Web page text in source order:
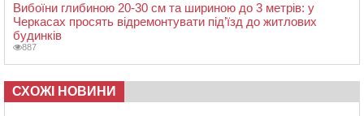
Вибоїни глибиною 20-30 см та шириною до 3 метрів: у
Черкасах просять відремонтувати під’їзд до житлових
будинків
887
СХОЖІ НОВИНИ